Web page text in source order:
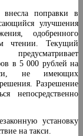
внесла поправки в
улучшения
одобренного
чтении. Текущий
в 5 000 рублей на
не имеющих
Разрешение
непосредственно
установку
на такси.